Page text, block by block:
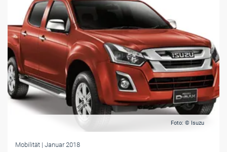
Foto: © Isuzu
Mobilität | Januar 2018